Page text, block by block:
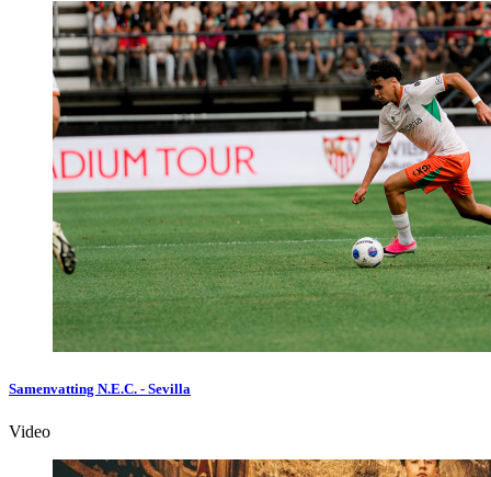
Samenvatting N.E.C. - Sevilla
Video